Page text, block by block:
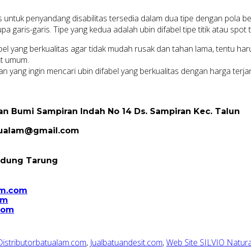
untuk penyandang disabilitas tersedia dalam dua tipe dengan pola
garis-garis. Tipe yang kedua adalah ubin difabel tipe titik atau spot
yang berkualitas agar tidak mudah rusak dan tahan lama, tentu
umum.
yang ingin mencari ubin difabel yang berkualitas dengan harga
Bumi Sampiran Indah No 14 Ds. Sampiran Kec. Talun
Tarung
, Jualbatuandesit.com,Web Site SILVIO